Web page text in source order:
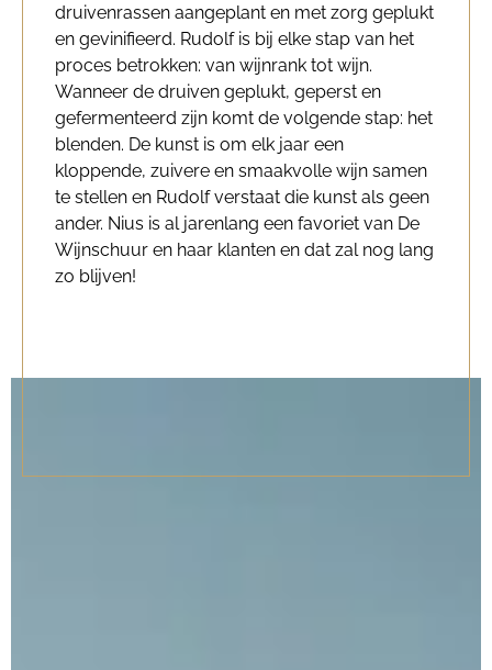
druivenrassen aangeplant en met zorg geplukt
en gevinifieerd. Rudolf is bij elke stap van het
proces betrokken: van wijnrank tot wijn.
Wanneer de druiven geplukt, geperst en
gefermenteerd zijn komt de volgende stap: het
blenden. De kunst is om elk jaar een
kloppende, zuivere en smaakvolle wijn samen
te stellen en Rudolf verstaat die kunst als geen
ander. Nius is al jarenlang een favoriet van De
Wijnschuur en haar klanten en dat zal nog lang
zo blijven!